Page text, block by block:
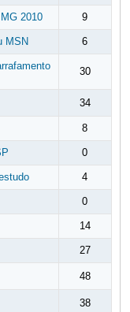
2010 9
MSN 6
30
34
8
0
4
0
14
27
48
38